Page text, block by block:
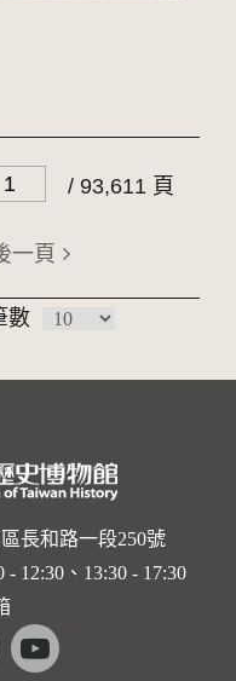
/ 93,611 頁
一頁
數
長和路一段250號
12:30、13:30 - 17:30
youtube